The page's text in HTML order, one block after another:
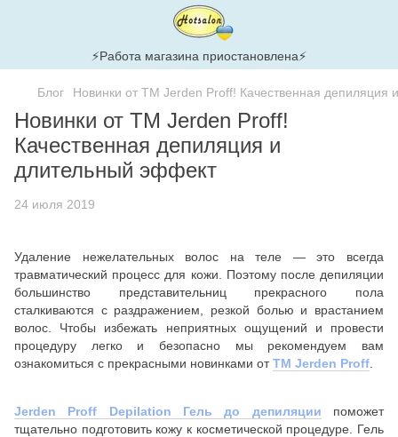
⚡Работа магазина приостановлена⚡
Блог Новинки от ТМ Jerden Proff! Качественная депиляция
Новинки от ТМ Jerden Proff!
Качественная депиляция и
длительный эффект
24 июля 2019
Удаление нежелательных волос на теле — это всегда
травматический процесс для кожи. Поэтому после депиляции
большинство представительниц прекрасного пола
сталкиваются с раздражением, резкой болью и врастанием
волос. Чтобы избежать неприятных ощущений и провести
процедуру легко и безопасно мы рекомендуем вам
ознакомиться с прекрасными новинками отТМ Jerden Proff
Jerden Proff Depilation Гель до депиляции поможет
тщательно подготовить кожу к косметической процедуре. Гель